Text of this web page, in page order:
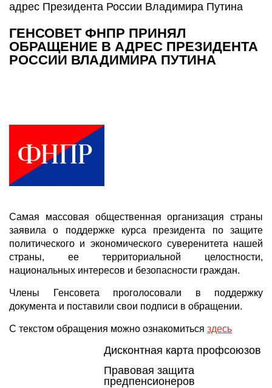
адрес Президента России Владимира Путина
ГЕНСОВЕТ ФНПР ПРИНЯЛ
ОБРАЩЕНИЕ В АДРЕС ПРЕЗИДЕНТА
РОССИИ ВЛАДИМИРА ПУТИНА
Самая массовая общественная организация страны
заявила о поддержке курса президента по защите
политического и экономического суверенитета нашей
страны, ее территориальной целостности,
национальных интересов и безопасности граждан.
Члены Генсовета проголосовали в поддержку
документа и поставили свои подписи в обращении.
С текстом обращения можно ознакомиться здесь
Дисконтная карта профсоюзов
Правовая защита
предпенсионеров